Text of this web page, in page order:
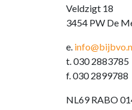
Veldzigt 18
3454 PW De
e.
t. 030 2883785
f. 030 2899788
NL69 RABO